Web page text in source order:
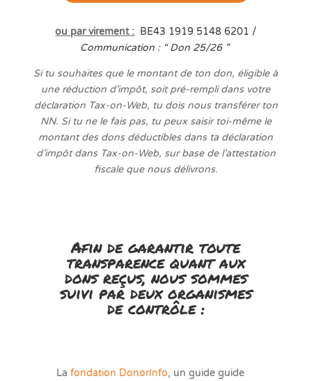
ou par virement : BE43 1919 5148 6201 /
Communication : “ Don 25/26 ”
Si tu souhaites que le montant de ton don, éligible à
une réduction d’impôt, soit pré-rempli dans votre
déclaration Tax-on-Web, tu dois nous transférer ton
NN. Si tu ne le fais pas, tu peux saisir toi-même le
montant des dons déductibles dans ta déclaration
d’impôt dans Tax-on-Web, sur base de l’attestation
fiscale que nous délivrons.
Afin de garantir toute
transparence quant aux
dons reçus, nous sommes
suivi par deux organismes
de contrôle :
La fondation DonorInfo, un guide guide